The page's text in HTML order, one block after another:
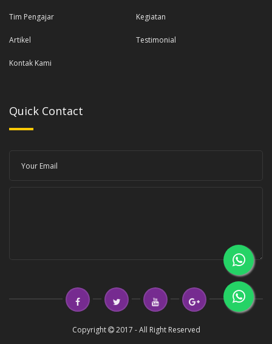
Tim Pengajar Kegiatan
Artikel Testimonial
Kontak Kami
Quick Contact
Copyright 2017 - All Right Reserved